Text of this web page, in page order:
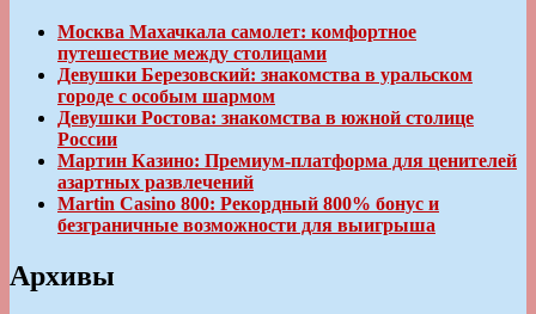
Москва Махачкала самолет: комфортное
путешествие между столицами
Девушки Березовский: знакомства в уральском
городе с особым шармом
Девушки Ростова: знакомства в южной столице
России
Мартин Казино: Премиум-платформа для ценителей
азартных развлечений
Martin Casino 800: Рекордный 800% бонус и
безграничные возможности для выигрыша
Архивы